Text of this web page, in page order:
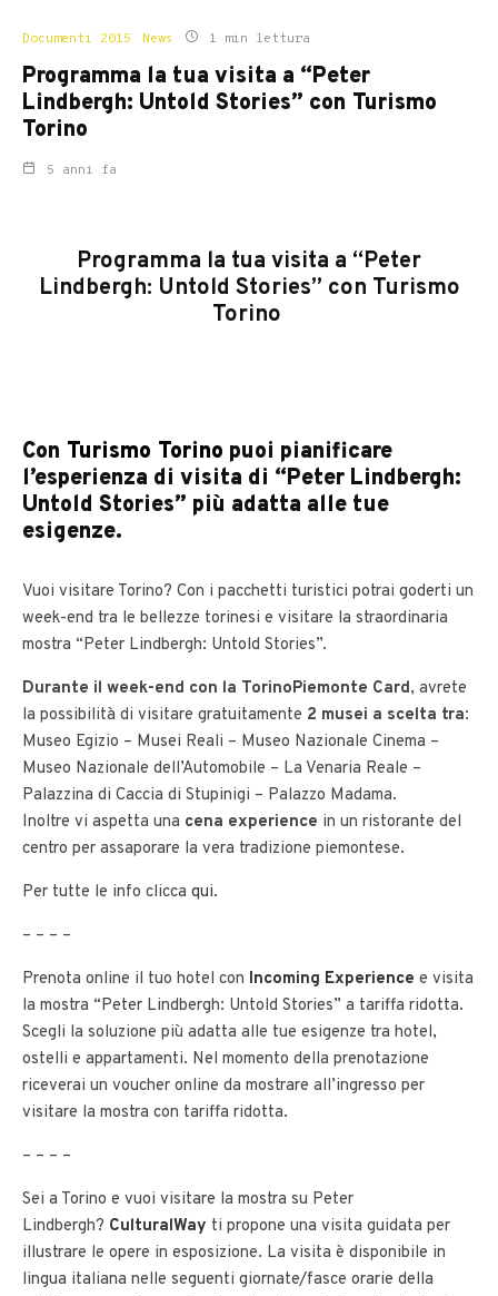
Documenti 2015 News 1 min lettura
Programma la tua visita a “Peter
Lindbergh: Untold Stories” con Turismo
Torino
5 anni fa
Programma la tua visita a “Peter
Lindbergh: Untold Stories” con Turismo
Torino
Con Turismo Torino puoi pianificare
l’esperienza di visita di “Peter Lindbergh:
Untold Stories” più adatta alle tue
esigenze.
Vuoi visitare Torino? Con i pacchetti turistici potrai goderti un
week-end tra le bellezze torinesi e visitare la straordinaria
mostra “Peter Lindbergh: Untold Stories”.
Durante il week-end con la TorinoPiemonte Card, avrete
la possibilità di visitare gratuitamente 2 musei a scelta tra:
Museo Egizio – Musei Reali – Museo Nazionale Cinema –
Museo Nazionale dell’Automobile – La Venaria Reale –
Palazzina di Caccia di Stupinigi – Palazzo Madama.
Inoltre vi aspetta una cena experience in un ristorante del
centro per assaporare la vera tradizione piemontese.
Per tutte le info clicca qui.
– – – –
Prenota online il tuo hotel con Incoming Experience e visita
la mostra “Peter Lindbergh: Untold Stories” a tariffa ridotta.
Scegli la soluzione più adatta alle tue esigenze tra hotel,
ostelli e appartamenti. Nel momento della prenotazione
riceverai un voucher online da mostrare all’ingresso per
visitare la mostra con tariffa ridotta.
– – – –
Sei a Torino e vuoi visitare la mostra su Peter
Lindbergh? CulturalWay ti propone una visita guidata per
illustrare le opere in esposizione. La visita è disponibile in
lingua italiana nelle seguenti giornate/fasce orarie della